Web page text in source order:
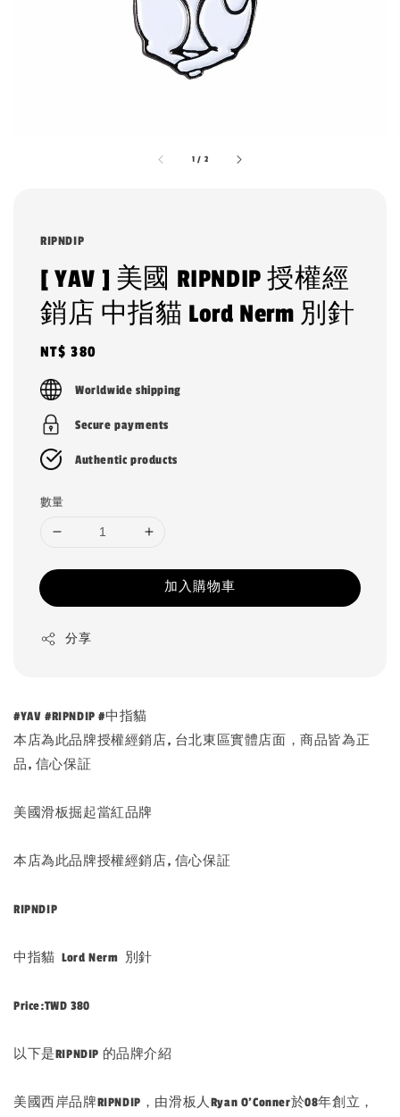
1 / 2
RIPNDIP
[ YAV ] 美國 RIPNDIP 授權經
銷店 中指貓 Lord Nerm 別針
Regular
price
NT$ 380
Worldwide shipping
Secure payments
Authentic products
數量
加入購物車
分享
#YAV #RIPNDIP #中指貓
本店為此品牌授權經銷店, 台北東區實體店面，商品皆為正
品, 信心保証
美國滑板掘起當紅品牌
本店為此品牌授權經銷店, 信心保証
RIPNDIP
中指貓 Lord Nerm 別針
Price:TWD 380
以下是RIPNDIP 的品牌介紹
美國西岸品牌RIPNDIP，由滑板人Ryan O’Conner於08年創立，